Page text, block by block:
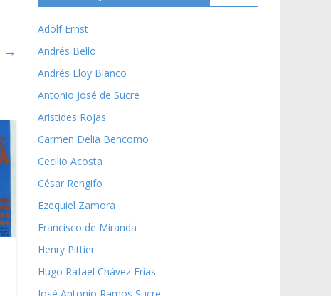
→
Adolf Ernst
Andrés Bello
Andrés Eloy Blanco
Antonio José de Sucre
Aristides Rojas
Carmen Delia Bencomo
Cecilio Acosta
César Rengifo
Ezequiel Zamora
Francisco de Miranda
Henry Pittier
Hugo Rafael Chávez Frías
José Antonio Ramos Sucre